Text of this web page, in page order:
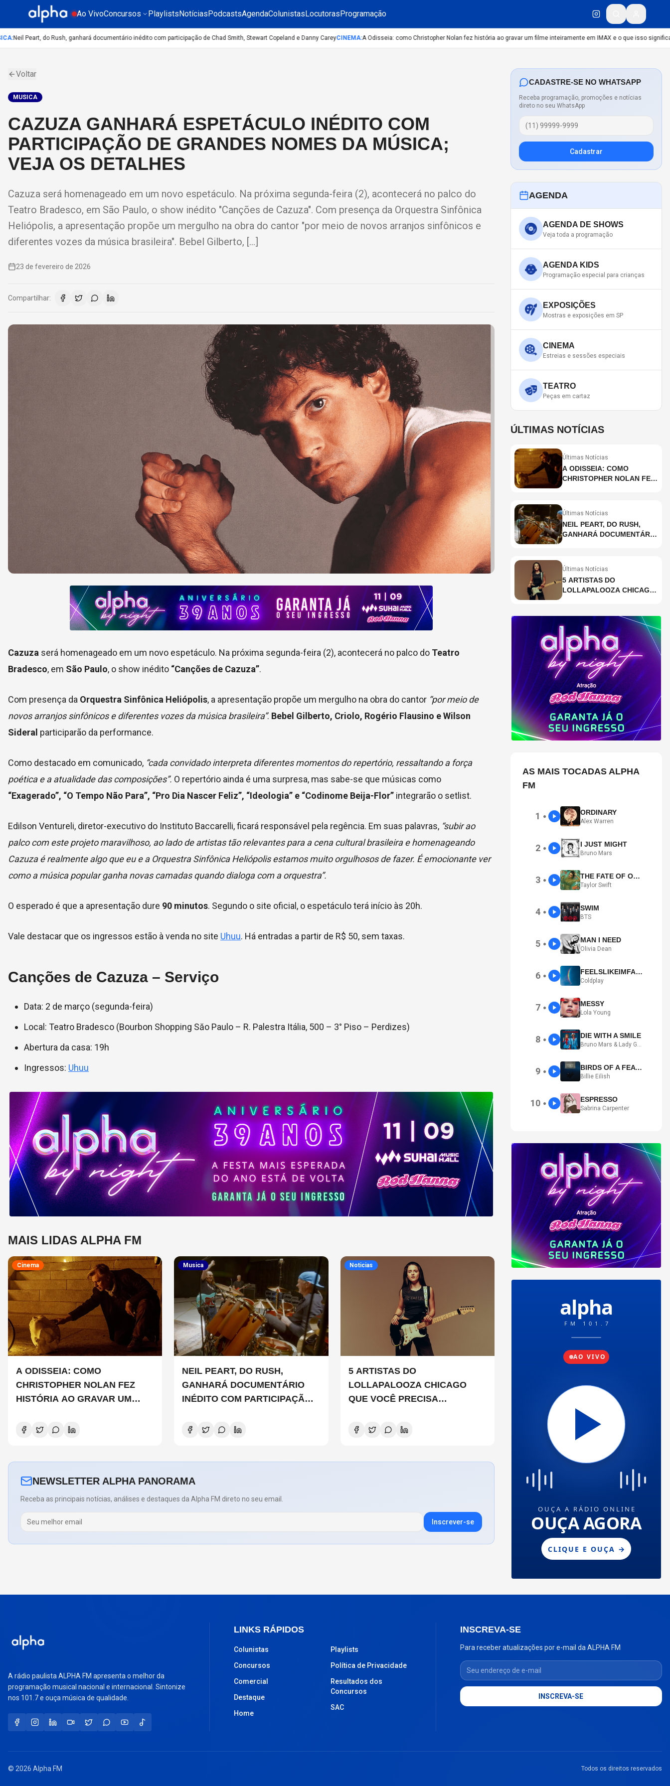
Ao VivoConcursos PlaylistsNotíciasPodcastsAgendaColunistasLocutorasProgramação
:Neil Peart, do Rush, ganhará documentário inédito com participação de Chad Smith, Stewart Copeland e Danny CareyCINEMA:A Odisseia: como Christopher Nolan fez história ao gravar um filme inteiramente em IMAX e o que isso significa
Voltar
MUSICA
CAZUZA GANHARÁ ESPETÁCULO INÉDITO COM
PARTICIPAÇÃO DE GRANDES NOMES DA MÚSICA;
VEJA OS DETALHES
Cazuza será homenageado em um novo espetáculo. Na próxima segunda-feira (2), acontecerá no palco do
Teatro Bradesco, em São Paulo, o show inédito "Canções de Cazuza". Com presença da Orquestra Sinfônica
Heliópolis, a apresentação propõe um mergulho na obra do cantor "por meio de novos arranjos sinfônicos e
diferentes vozes da música brasileira". Bebel Gilberto, […]
23 de fevereiro de 2026
Compartilhar:
Cazuza será homenageado em um novo espetáculo. Na próxima segunda-feira (2), acontecerá no palco do Teatro
Bradesco, em São Paulo, o show inédito “Canções de Cazuza”.
Com presença da Orquestra Sinfônica Heliópolis, a apresentação propõe um mergulho na obra do cantor “por meio de
novos arranjos sinfônicos e diferentes vozes da música brasileira”. Bebel Gilberto, Criolo, Rogério Flausino e Wilson
Sideral participarão da performance.
Como destacado em comunicado, “cada convidado interpreta diferentes momentos do repertório, ressaltando a força
poética e a atualidade das composições”. O repertório ainda é uma surpresa, mas sabe-se que músicas como
“Exagerado”, “O Tempo Não Para”, “Pro Dia Nascer Feliz”, “Ideologia” e “Codinome Beija-Flor” integrarão o setlist.
Edilson Ventureli, diretor-executivo do Instituto Baccarelli, ficará responsável pela regência. Em suas palavras, “subir ao
palco com este projeto maravilhoso, ao lado de artistas tão relevantes para a cena cultural brasileira e homenageando
Cazuza é realmente algo que eu e a Orquestra Sinfônica Heliópolis estamos muito orgulhosos de fazer. É emocionante ver
como a música popular ganha novas camadas quando dialoga com a orquestra”.
O esperado é que a apresentação dure 90 minutos. Segundo o site oficial, o espetáculo terá início às 20h.
Vale destacar que os ingressos estão à venda no site Uhuu. Há entradas a partir de R$ 50, sem taxas.
Canções de Cazuza – Serviço
Data: 2 de março (segunda-feira)
Local: Teatro Bradesco (Bourbon Shopping Săo Paulo – R. Palestra Itália, 500 – 3° Piso – Perdizes)
Abertura da casa: 19h
Ingressos: Uhuu
MAIS LIDAS ALPHA FM
Cinema
A ODISSEIA: COMO
CHRISTOPHER NOLAN FEZ
HISTÓRIA AO GRAVAR UM
E O QUE ISSO SIGNIFICA
Musica
NEIL PEART, DO RUSH,
GANHARÁ DOCUMENTÁRIO
INÉDITO COM PARTICIPAÇÃO
COPELAND E DANNY CAREY
Noticias
5 ARTISTAS DO
LOLLAPALOOZA CHICAGO
QUE VOCÊ PRECISA
NEWSLETTER ALPHA PANORAMA
Receba as principais notícias, análises e destaques da Alpha FM direto no seu email.
Inscrever-se
CADASTRE-SE NO WHATSAPP
Receba programação, promoções e notícias
direto no seu WhatsApp
Cadastrar
AGENDA
AGENDA DE SHOWS
Veja toda a programação
AGENDA KIDS
Programação especial para crianças
EXPOSIÇÕES
Mostras e exposições em SP
CINEMA
Estreias e sessões especiais
TEATRO
Peças em cartaz
ÚLTIMAS NOTÍCIAS
Últimas Notícias
A ODISSEIA: COMO
CHRISTOPHER NOLAN FEZ
IMAX E O QUE ISSO
Últimas Notícias
NEIL PEART, DO RUSH,
GANHARÁ DOCUMENTÁRIO
SMITH, STEWART
CAREY
Últimas Notícias
5 ARTISTAS DO
LOLLAPALOOZA CHICAGO
AS MAIS TOCADAS ALPHA
FM
1 ● ORDINARY
Alex Warren
2 ● I JUST MIGHT
Bruno Mars
3 ● THE FATE OF OPHELIA
Taylor Swift
4 ● SWIM
BTS
5 ● MAN I NEED
Olivia Dean
6 ● FEELSLIKEIMFALLINGINLOVE
Coldplay
7 ● MESSY
Lola Young
8 ● DIE WITH A SMILE
Bruno Mars & Lady Gaga
9 ● BIRDS OF A FEATHER
Billie Eilish
10 ● ESPRESSO
Sabrina Carpenter
A rádio paulista ALPHA FM apresenta o melhor da
programação musical nacional e internacional. Sintonize
nos 101.7 e ouça música de qualidade.
LINKS RÁPIDOS
Colunistas
Concursos
Comercial
Destaque
Home
Playlists
Política de Privacidade
Resultados dos
Concursos
SAC
INSCREVA-SE
Para receber atualizações por e-mail da ALPHA FM
Seu endereço de e-mail
INSCREVA-SE
© 2026 Alpha FM Todos os direitos reservados